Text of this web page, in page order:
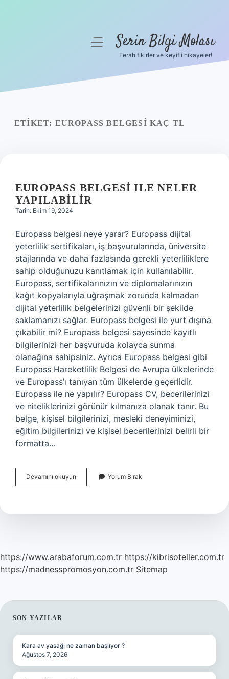
Yasal Uyarı
menüyüSerin Bilgi Molası
Ferah fikirler ve keyifli hikayeler!
ETIKET: EUROPASS BELGESI KAÇ TL
EUROPASS BELGESI ILE NELER
YAPILABILIR
Tarih: Ekim 19, 2024
Europass belgesi neye yarar? Europass dijital
yeterlilik sertifikaları, iş başvurularında, üniversite
stajlarında ve daha fazlasında gerekli yeterliliklere
sahip olduğunuzu kanıtlamak için kullanılabilir.
Europass, sertifikalarınızın ve diplomalarınızın
kağıt kopyalarıyla uğraşmak zorunda kalmadan
dijital yeterlilik belgelerinizi güvenli bir şekilde
saklamanızı sağlar. Europass belgesi ile yurt dışına
çıkabilir mi? Europass belgesi sayesinde kayıtlı
bilgilerinizi her başvuruda kolayca sunma
olanağına sahipsiniz. Ayrıca Europass belgesi gibi
Europass Hareketlilik Belgesi de Avrupa ülkelerinde
ve Europass’ı tanıyan tüm ülkelerde geçerlidir.
Europass ile ne yapılır? Europass CV, becerilerinizi
ve niteliklerinizi görünür kılmanıza olanak tanır. Bu
belge, kişisel bilgilerinizi, mesleki deneyiminizi,
eğitim bilgilerinizi ve kişisel becerilerinizi belirli bir
formatta…
Devamını okuyun Europass
Belgesi
Yapılabilir
Yorum Bırak
https://www.arabaforum.com.tr https://kibrisoteller.com.tr
https://madnesspromosyon.com.tr Sitemap
SIDEBAR
SON YAZILAR
Kara av yasağı ne zaman başlıyor ?
Ağustos 7, 2026